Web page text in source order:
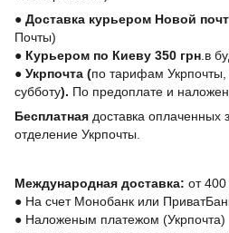
● Доставка курьером Новой
Почты)
● Курьером по Киеву 350 грн .в
● Укрпочта (по тарифам Укрпочты,
субботу). По предоплате и
Бесплатная доставка оплаченных
отделение Укрпочты.
Международная доставка: от 400
● На счет Монобанк или
● Наложеным платежом (Укрпочта)